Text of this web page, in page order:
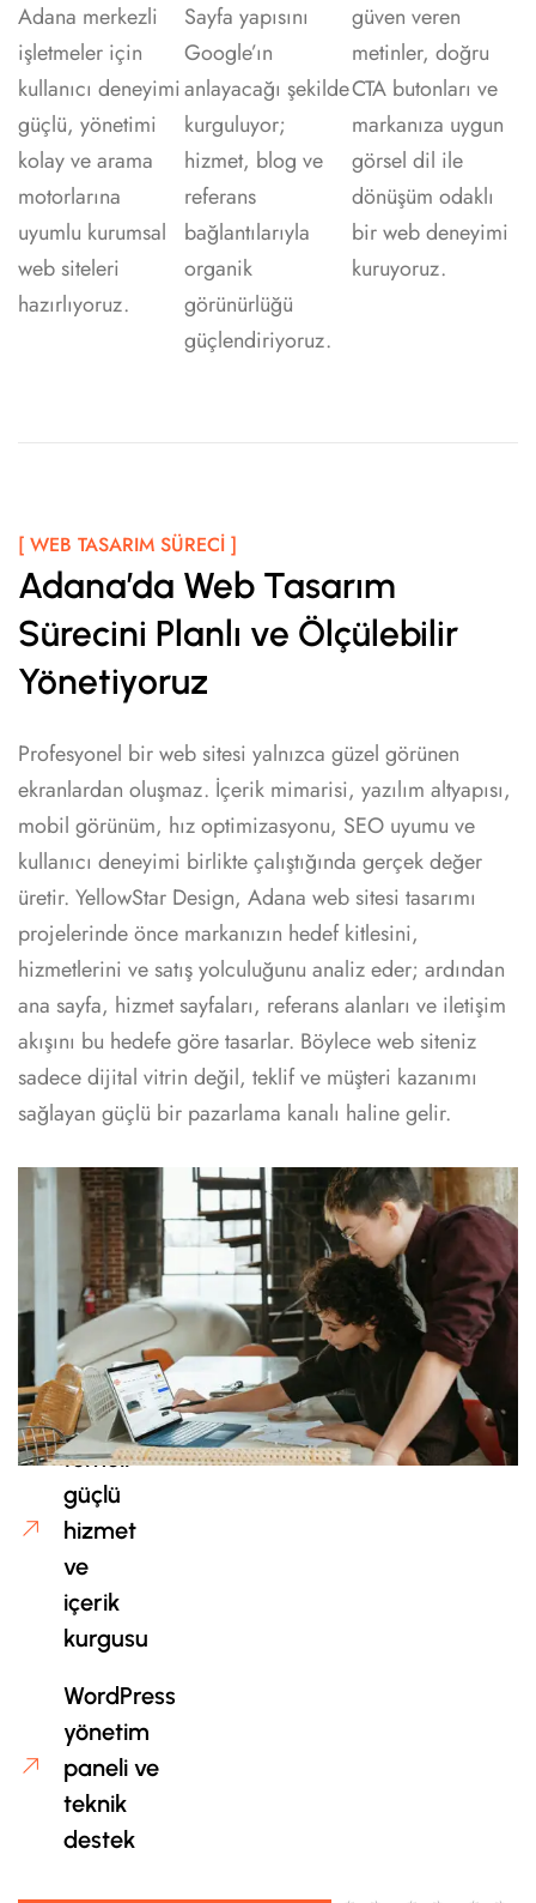
Adana merkezli
işletmeler için
kullanıcı deneyimi
güçlü, yönetimi
kolay ve arama
motorlarına
uyumlu kurumsal
web siteleri
hazırlıyoruz.
Sayfa yapısını
Google’ın
anlayacağı şekilde
kurguluyor;
hizmet, blog ve
referans
bağlantılarıyla
organik
görünürlüğü
güçlendiriyoruz.
güven veren
metinler, doğru
CTA butonları ve
markanıza uygun
görsel dil ile
dönüşüm odaklı
bir web deneyimi
kuruyoruz.
[ WEB TASARIM SÜRECI ]
Adana’da Web Tasarım
Sürecini Planlı ve Ölçülebilir
Yönetiyoruz
Profesyonel bir web sitesi yalnızca güzel görünen
ekranlardan oluşmaz. İçerik mimarisi, yazılım altyapısı,
mobil görünüm, hız optimizasyonu, SEO uyumu ve
kullanıcı deneyimi birlikte çalıştığında gerçek değer
üretir. YellowStar Design, Adana web sitesi tasarımı
projelerinde önce markanızın hedef kitlesini,
hizmetlerini ve satış yolculuğunu analiz eder; ardından
ana sayfa, hizmet sayfaları, referans alanları ve iletişim
akışını bu hedefe göre tasarlar. Böylece web siteniz
sadece dijital vitrin değil, teklif ve müşteri kazanımı
sağlayan güçlü bir pazarlama kanalı haline gelir.
Mobil
uyumlu
arayüz
ve hızlı
sayfa
yapısı
SEO
temeli
güçlü
hizmet
ve
içerik
kurgusu
WordPress
yönetim
paneli ve
teknik
destek